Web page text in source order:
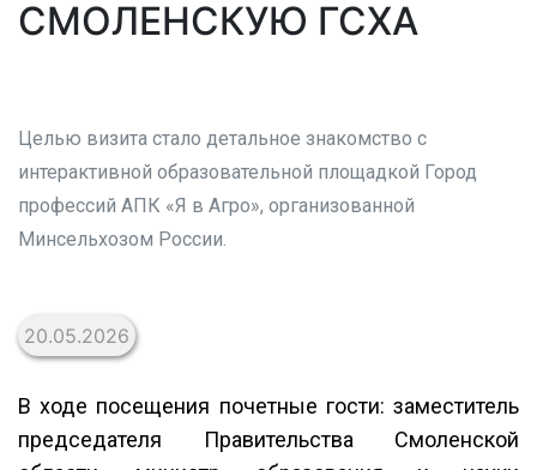
СМОЛЕНСКУЮ ГСХА
Целью визита стало детальное знакомство с
интерактивной образовательной площадкой Город
профессий АПК «Я в Агро», организованной
Минсельхозом России.
20.05.2026
В ходе посещения почетные гости: заместитель
председателя Правительства Смоленской